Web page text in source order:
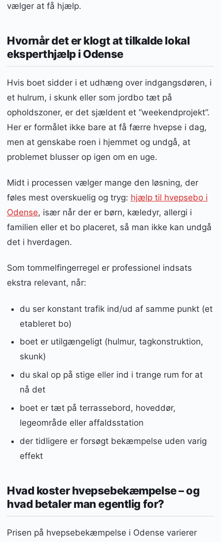
vælger at få hjælp.
Hvornår det er klogt at tilkalde lokal
eksperthjælp i Odense
Hvis boet sidder i et udhæng over indgangsdøren, i
et hulrum, i skunk eller som jordbo tæt på
opholdszoner, er det sjældent et “weekendprojekt”.
Her er formålet ikke bare at få færre hvepse i dag,
men at genskabe roen i hjemmet og undgå, at
problemet blusser op igen om en uge.
Midt i processen vælger mange den løsning, der
føles mest overskuelig og tryg: hjælp til hvepsebo i
Odense, især når der er børn, kæledyr, allergi i
familien eller et bo placeret, så man ikke kan undgå
det i hverdagen.
Som tommelfingerregel er professionel indsats
ekstra relevant, når:
du ser konstant trafik ind/ud af samme punkt (et
etableret bo)
boet er utilgængeligt (hulmur, tagkonstruktion,
skunk)
du skal op på stige eller ind i trange rum for at
nå det
boet er tæt på terrassebord, hoveddør,
legeområde eller affaldsstation
der tidligere er forsøgt bekæmpelse uden varig
effekt
Hvad koster hvepsebekæmpelse – og
hvad betaler man egentlig for?
Prisen på hvepsebekæmpelse i Odense varierer